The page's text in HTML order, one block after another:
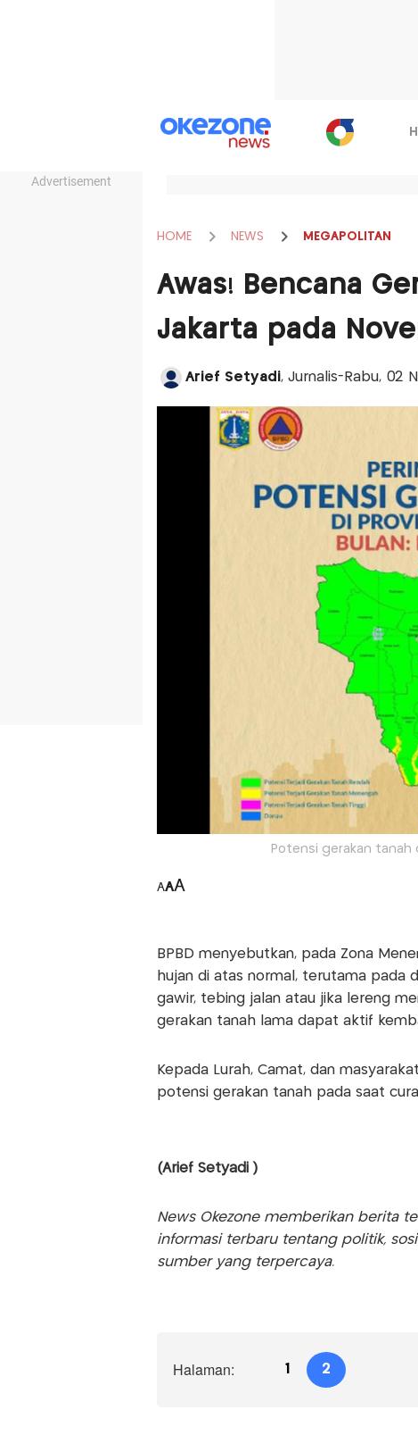
Advertisement
HOME NEWS MEGAPOLITAN
Awas! Bencana
Jakarta pada
Arief Setyadi, Jurnalis-Rabu, 02
Potensi gerakan tanah
AAA
BPBD menyebutkan, pada Zona
hujan di atas normal, terutama pada
gawir, tebing jalan atau jika lereng
gerakan tanah lama dapat aktif
Kepada Lurah, Camat, dan
potensi gerakan tanah pada saat
(Arief Setyadi )
News Okezone memberikan berita
informasi terbaru tentang politik,
sumber yang terpercaya.
Halaman: 1 2